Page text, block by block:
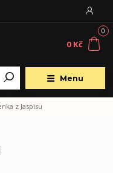
Menu
0
0 Kč
z Jaspisu